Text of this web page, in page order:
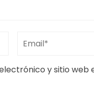
y sitio web